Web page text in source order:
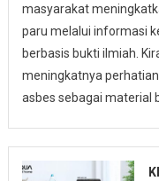
masyarakat
paru melalui informasi
berbasis bukti ilmiah.
meningkatnya
asbes sebagai material